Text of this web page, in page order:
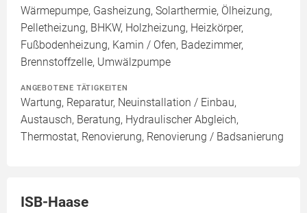
Wärmepumpe, Gasheizung, Solarthermie, Ölheizung,
Pelletheizung, BHKW, Holzheizung, Heizkörper,
Fußbodenheizung, Kamin / Ofen, Badezimmer,
Brennstoffzelle, Umwälzpumpe
ANGEBOTENE TÄTIGKEITEN
Wartung, Reparatur, Neuinstallation / Einbau,
Austausch, Beratung, Hydraulischer Abgleich,
Thermostat, Renovierung, Renovierung / Badsanierung
ISB-Haase